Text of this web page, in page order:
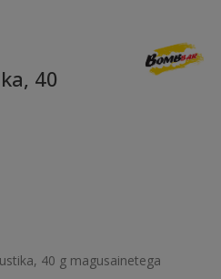
40
40 g magusainetega